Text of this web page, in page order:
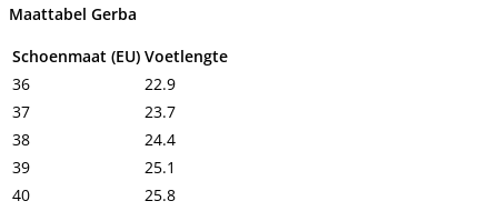
Maattabel Gerba
Schoenmaat (EU) Voetlengte
36
22.9
37
23.7
38
24.4
39
25.1
40
25.8